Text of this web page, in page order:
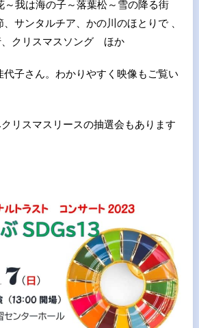
～我は海の子～落葉松～雪の降る街
サンタルチア、かの川のほとりで 、
、クリスマスソング ほか
子さん。わかりやすく映像もご覧い
リスマスリースの抽選会もあります